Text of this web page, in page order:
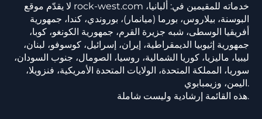
لا يقدّم موقع rock-west.com خدماته للمقيمين في: ألبانيا،
البوسنة، بيلاروس، بورما (ميانمار)، بوروندي، كندا، جمهورية
أفريقيا الوسطى، شبه جزيرة القرم، جمهورية الكونغو، كوبا،
جمهورية إثيوبيا الديمقراطية، إيران، إسرائيل، كوسوفو، لبنان،
ليبيا، ماليزيا، كوريا الشمالية، روسيا، الصومال، جنوب السودان،
سوريا، المملكة المتحدة، الولايات المتحدة الأمريكية، فنزويلا،
اليمن، وزيمبابوي.
هذه القائمة إرشادية وليست شاملة.